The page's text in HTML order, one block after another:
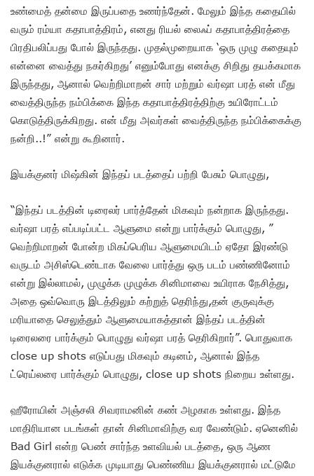
உண்மைத் தன்மை இருப்பதை உணர்ந்தேன். மேலும் இந்த கதையில்
வரும் ரம்யா கதாபாத்திரம், எனது ரியல் லைஃப் கதாபாத்திரத்தை
பிரதிபலிப்பது போல் இருந்தது. முதல்முறையாக ‘ஒரு முழு கதையும்
என்னை வைத்து நகர்கிறது’ எனும்போது எனக்கு சிறிது தயக்கமாக
இருந்தது, ஆனால் வெற்றிமாறன் சார் மற்றும் வர்ஷா பரத் என் மீது
வைத்திருந்த நம்பிக்கை இந்த கதாபாத்திரத்திற்கு உயிரோட்டம்
கொடுத்திருக்கிறது. என் மீது அவர்கள் வைத்திருந்த நம்பிக்கைக்கு
நன்றி..!” என்று கூறினார்.
இயக்குனர் மிஷ்கின் இந்தப் படத்தைப் பற்றி பேசும் பொழுது,
“இந்தப் படத்தின் டிரைலர் பார்த்தேன் மிகவும் நன்றாக இருந்தது.
வர்ஷா பரத் எப்படிப்பட்ட ஆளுமை என்று பார்க்கும் பொழுது, ”
வெற்றிமாறன் போன்ற மிகப்பெரிய ஆளுமையிடம் ஏதோ இரண்டு
வருடம் அசிஸ்டெண்டாக வேலை பார்த்து ஒரு படம் பண்ணினோம்
என்று இல்லாமல், முழுக்க முழுக்க சினிமாவை உயிராக நேசித்து,
அதை ஒவ்வொரு இடத்திலும் கற்றுத் தெரிந்து,தன் குருவுக்கு
மரியாதை செலுத்தும் ஆளுமையாகத்தான் இந்தப் படத்தின்
டிரைலரை பார்க்கும் பொழுது வர்ஷா பரத் தெரிகிறார்”. பொதுவாக
close up shots எடுப்பது மிகவும் கடினம், ஆனால் இந்த
ட்ரெய்லரை பார்க்கும் பொழுது, close up shots நிறைய உள்ளது.
ஹீரோயின் அஞ்சலி சிவராமனின் கண் அழகாக உள்ளது. இந்த
மாதிரியான படங்கள் தான் சினிமாவிற்கு வர வேண்டும். ஏனெனில்
Bad Girl என்ற பெண் சார்ந்த உளவியல் படத்தை, ஒரு ஆண
இயக்குனரால் எடுக்க முடியாது பெண்ணிய இயக்குனரால் மட்டுமே